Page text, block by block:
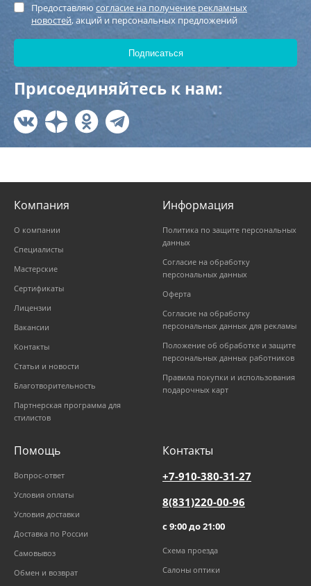
Предоставляю согласие на получение рекламных
новостей, акций и персональных предложений
Присоединяйтесь к нам:
Компания
О компании
Специалисты
Мастерские
Сертификаты
Лицензии
Вакансии
Контакты
Статьи и новости
Благотворительность
Партнерская программа для
стилистов
Информация
Политика по защите персональных
данных
Согласие на обработку
персональных данных
Оферта
Согласие на обработку
персональных данных для рекламы
Положение об обработке и защите
персональных данных работников
Правила покупки и использования
подарочных карт
Помощь
Вопрос-ответ
Условия оплаты
Условия доставки
Доставка по России
Самовывоз
Обмен и возврат
Контакты
+7-910-380-31-27
8(831)220-00-96
с 9:00 до 21:00
Схема проезда
Салоны оптики